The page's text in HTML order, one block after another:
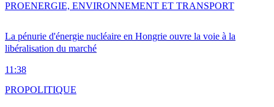
La pénurie d'énergie nucléaire en Hongrie ouvre la voie à la
libéralisation du marché
11:38
PROENERGIE, ENVIRONNEMENT ET TRANSPORT
PROPOLITIQUE